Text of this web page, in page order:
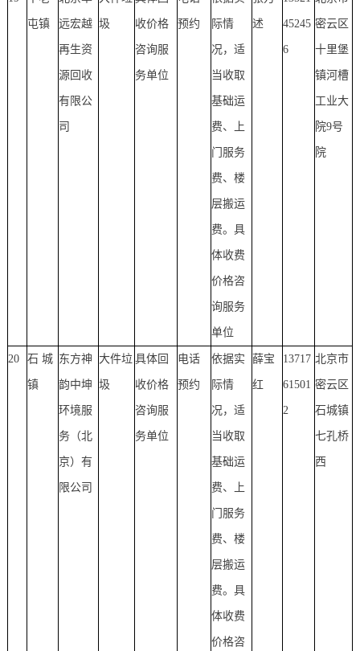
屯镇 远宏越
再生资
源回收
有限公
司
圾 收价格
咨询服
务单位
预约 际情
况，适
当收取
基础运
费、上
门服务
费、楼
层搬运
费。具
体收费
价格咨
询服务
单位
述 45245
6
密云区
十里堡
镇河槽
工业大
院9号
院
20 石 城
镇
东方神
韵中坤
环境服
务（北
京）有
限公司
大件垃
圾
具体回
收价格
咨询服
务单位
电话
预约
依据实
际情
况，适
当收取
基础运
费、上
门服务
费、楼
层搬运
费。具
体收费
价格咨
薛宝
红
13717
61501
2
北京市
密云区
石城镇
七孔桥
西